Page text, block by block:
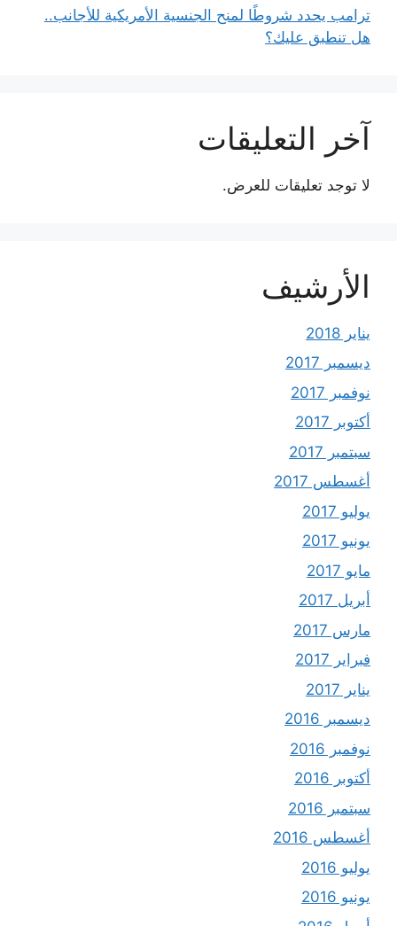
ترامب يحدد شروطًا لمنح الجنسية الأمريكية للأجانب..
هل تنطبق عليك؟
آخر التعليقات
لا توجد تعليقات للعرض.
الأرشيف
يناير 2018
ديسمبر 2017
نوفمبر 2017
أكتوبر 2017
سبتمبر 2017
أغسطس 2017
يوليو 2017
يونيو 2017
مايو 2017
أبريل 2017
مارس 2017
فبراير 2017
يناير 2017
ديسمبر 2016
نوفمبر 2016
أكتوبر 2016
سبتمبر 2016
أغسطس 2016
يوليو 2016
يونيو 2016